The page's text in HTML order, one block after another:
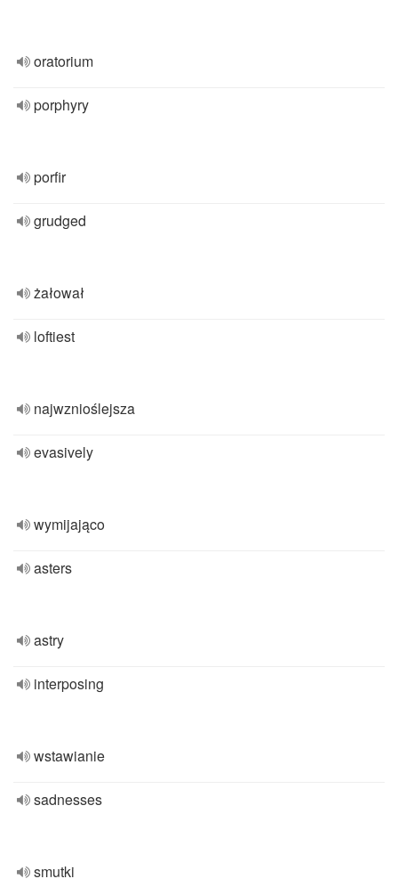
oratorium
porphyry
porfir
grudged
żałował
loftiest
najwznioślejsza
evasively
wymijająco
asters
astry
interposing
wstawianie
sadnesses
smutki